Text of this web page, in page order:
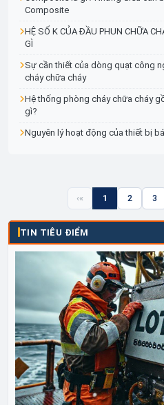
Composite
HỆ SỐ K CỦA ĐẦU PHUN CHỮA
GÌ
Sự cần thiết của dòng quạt công
cháy chữa cháy
Hệ thống phòng cháy chữa cháy
gì?
Nguyên lý hoạt động của thiết bị
« 1 2 3
TIN TIÊU ĐIỂM